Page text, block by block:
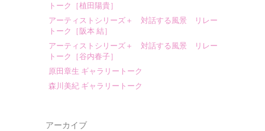
トーク［植田陽貴］
アーティストシリーズ＋ 対話する風景 リレー
トーク［阪本 結］
アーティストシリーズ＋ 対話する風景 リレー
トーク［谷内春子］
原田章生 ギャラリートーク
森川美紀 ギャラリートーク
アーカイブ